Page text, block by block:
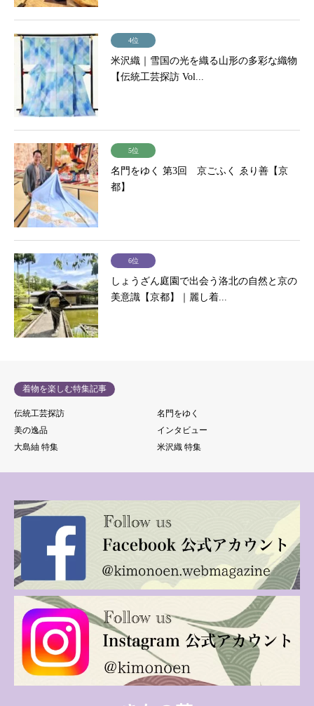
4位
米沢織｜雪国の光を織る山形の多彩な織物
【伝統工芸探訪 Vol...
5位
名門をゆく 第3回 京ごふく ゑり善【京
都】
6位
しょうざん庭園で出会う洛北の自然と京の
美意識【京都】｜麗し着...
着物を楽しむ特集記事
伝統工芸探訪
名門をゆく
美の逸品
インタビュー
大島紬 特集
米沢織 特集